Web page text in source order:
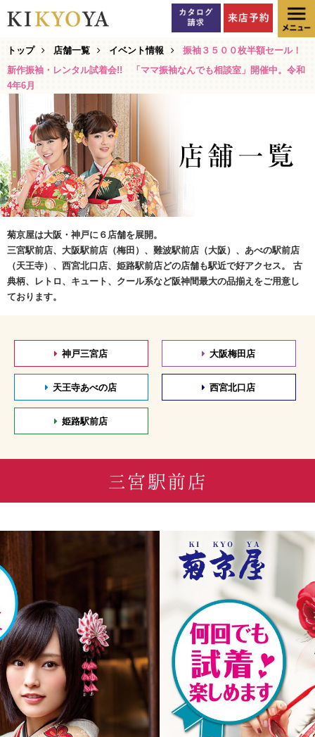
トップ 店舗一覧 イベント情報
振袖３５００枚半額セール！
新作振袖・レンタル試着会!! 「ママ振袖なんでも相談室」開催中。令和
4年6月
菊京屋は大阪・神戸に６店舗を展開。
三宮駅前店、大阪駅前店（梅田）、難波駅前店（大阪）、あべの駅前店
（天王寺）、西宮北口店、姫路駅前店どの店舗も駅近で好アクセス。 古
典柄、レトロ、キュート、クール系など阪神間最大の品揃えをご用意し
ております。
神戸三宮店 大阪梅田店
天王寺あべの店 西宮北口店
姫路駅前店
三宮駅前店